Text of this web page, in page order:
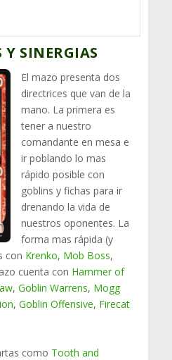
Y SINERGIAS
El mazo presenta dos
directrices que van de la
mano. La primera es
tener a nuestro
comandante en mesa e
ir poblando lo mas
rápido posible con
goblins y fichas para ir
drenando la vida de
nuestros oponentes. La
forma mas rápida (y
con Krenko, Mob Boss,
cuenta con Hammer of
,Goblin Warrens, Mogg
,Goblin Offensive, Firecat
como Tooth and